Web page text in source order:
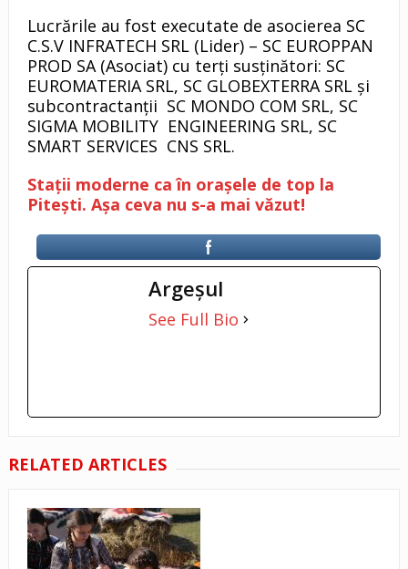
Lucrările au fost executate de asocierea SC
C.S.V INFRATECH SRL (Lider) – SC EUROPPAN
PROD SA (Asociat) cu terți susținători: SC
EUROMATERIA SRL, SC GLOBEXTERRA SRL și
subcontractanții SC MONDO COM SRL, SC
SIGMA MOBILITY ENGINEERING SRL, SC
SMART SERVICES CNS SRL.
Stații moderne ca în orașele de top la
Pitești. Așa ceva nu s-a mai văzut!
Argeşul
See Full Bio
RELATED ARTICLES